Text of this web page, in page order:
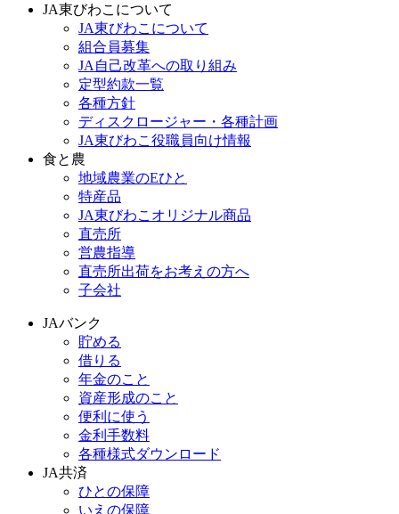
JA東びわこについて
JA東びわこについて
組合員募集
JA自己改革への取り組み
定型約款一覧
各種方針
ディスクロージャー・各種計画
JA東びわこ役職員向け情報
食と農
地域農業のEひと
特産品
JA東びわこオリジナル商品
直売所
営農指導
直売所出荷をお考えの方へ
子会社
JAバンク
貯める
借りる
年金のこと
資産形成のこと
便利に使う
金利手数料
各種様式ダウンロード
JA共済
ひとの保障
いえの保障